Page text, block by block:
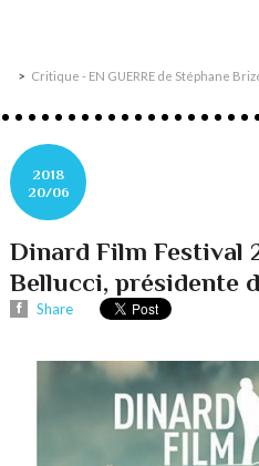
Critique - EN GUERRE de Stéphane
2018
20/06
Dinard Film Festival
Bellucci, présidente
Share